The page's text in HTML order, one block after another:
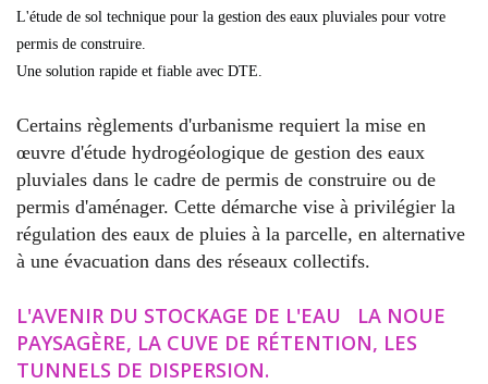
L'étude de sol technique pour la gestion des eaux pluviales pour votre
permis de construire.
Une solution rapide et fiable avec DTE.
Certains règlements d'urbanisme requiert la mise en
œuvre d'étude hydrogéologique de gestion des eaux
pluviales dans le cadre de permis de construire ou de
permis d'aménager. Cette démarche vise à privilégier la
régulation des eaux de pluies à la parcelle, en alternative
à une évacuation dans des réseaux collectifs.
L'AVENIR DU STOCKAGE DE L'EAU LA NOUE
PAYSAGÈRE, LA CUVE DE RÉTENTION, LES
TUNNELS DE DISPERSION.